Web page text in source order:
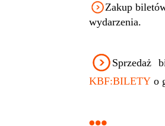
Zakup
wydarzenia.
Sprzedaż
KBF:BILETY o